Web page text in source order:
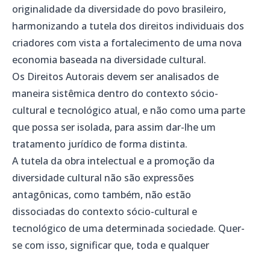
originalidade da diversidade do povo brasileiro,
harmonizando a tutela dos direitos individuais dos
criadores com vista a fortalecimento de uma nova
economia baseada na diversidade cultural.
Os Direitos Autorais devem ser analisados de
maneira sistêmica dentro do contexto sócio-
cultural e tecnológico atual, e não como uma parte
que possa ser isolada, para assim dar-lhe um
tratamento jurídico de forma distinta.
A tutela da obra intelectual e a promoção da
diversidade cultural não são expressões
antagônicas, como também, não estão
dissociadas do contexto sócio-cultural e
tecnológico de uma determinada sociedade. Quer-
se com isso, significar que, toda e qualquer